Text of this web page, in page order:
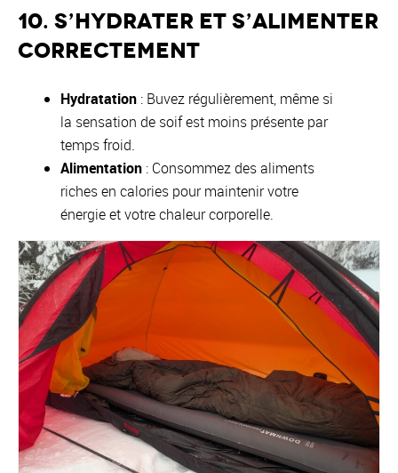
10. S’hydrater et s’alimenter
correctement
Hydratation : Buvez régulièrement, même si
la sensation de soif est moins présente par
temps froid.
Alimentation : Consommez des aliments
riches en calories pour maintenir votre
énergie et votre chaleur corporelle.